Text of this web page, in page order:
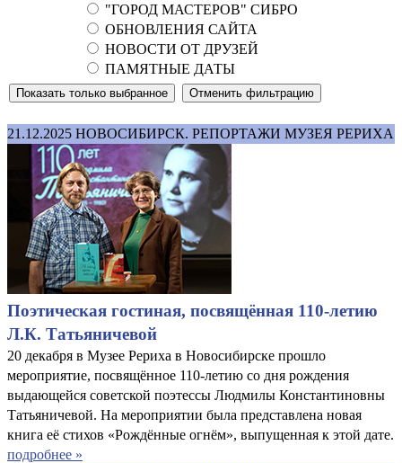
"ГОРОД МАСТЕРОВ" СИБРО
ОБНОВЛЕНИЯ САЙТА
НОВОСТИ ОТ ДРУЗЕЙ
ПАМЯТНЫЕ ДАТЫ
21.12.2025 НОВОСИБИРСК. РЕПОРТАЖИ МУЗЕЯ РЕРИХА
Поэтическая гостиная, посвящённая 110-летию
Л.К. Татьяничевой
20 декабря в Музее Рериха в Новосибирске прошло
мероприятие, посвящённое 110-летию со дня рождения
выдающейся советской поэтессы Людмилы Константиновны
Татьяничевой. На мероприятии была представлена новая
книга её стихов «Рождённые огнём», выпущенная к этой дате.
подробнее »